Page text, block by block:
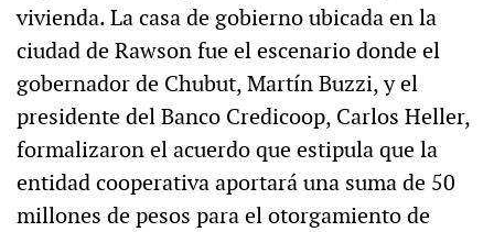
vivienda. La casa de gobierno ubicada en la
ciudad de Rawson fue el escenario donde el
gobernador de Chubut, Martín Buzzi, y el
presidente del Banco Credicoop, Carlos Heller,
formalizaron el acuerdo que estipula que la
entidad cooperativa aportará una suma de 50
millones de pesos para el otorgamiento de